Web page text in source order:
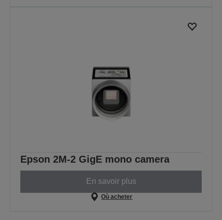
Epson 2M-2 GigE mono camera
En savoir plus
Où acheter